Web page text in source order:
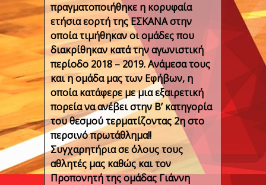
πραγματοποιήθηκε η κορυφαία
ετήσια εορτή της ΕΣΚΑΝΑ στην
οποία τιμήθηκαν οι ομάδες που
διακρίθηκαν κατά την αγωνιστική
περίοδο 2018 – 2019. Ανάμεσα τους
και η ομάδα μας των Εφήβων, η
οποία κατάφερε με μια εξαιρετική
πορεία να ανέβει στην Β’ κατηγορία
του θεσμού τερματίζοντας 2η στο
περσινό πρωτάθλημα!!
Συγχαρητήρια σε όλους τους
αθλητές μας καθώς και τον
Προπονητή της ομάδας Γιάννη